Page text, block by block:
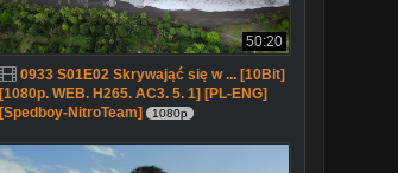
50:20
0933 S01E02 Skrywająć się w ... [10Bit]
[1080p. WEB. H265. AC3. 5. 1] [PL-ENG]
[Spedboy-NitroTeam]
1080p